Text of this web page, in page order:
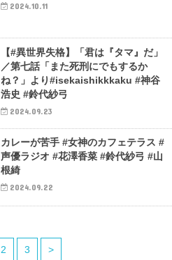
2024.10.11
【#異世界失格】「君は『タマ』だ」
／第七話「また死刑にでもするか
ね？」より#isekaishikkkaku #神谷
浩史 #鈴代紗弓
2024.09.23
カレーが苦手 #女神のカフェテラス #
声優ラジオ #花澤香菜 #鈴代紗弓 #山
根綺
2024.09.22
2 3 >